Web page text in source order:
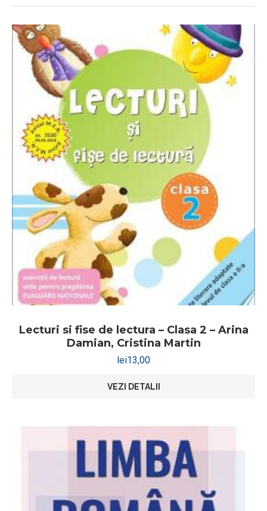
Lecturi si fise de lectura – Clasa 2 – Arina
Damian, Cristina Martin
lei13,00
VEZI DETALII